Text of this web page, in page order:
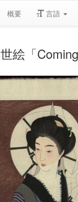
概要 言語
絵「